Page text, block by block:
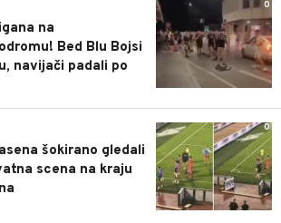
0
na
Bed Blu Bojsi
navijači padali po
0
šokirano gledali
scena na kraju